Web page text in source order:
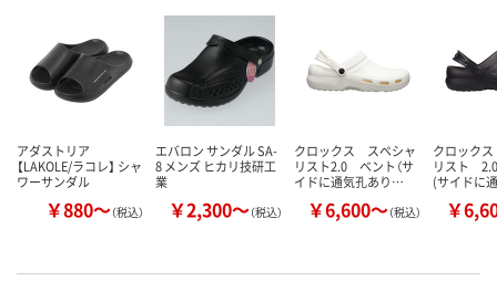
アダストリア
【LAKOLE/ラコレ】 シャ
ワーサンダル
￥880～（税込）
エバロン サンダル SA-
8 メンズ ヒカリ技研工
業
￥2,300～（税込）
クロックス スペシャ
リスト2.0 ベント（サ
イドに通気孔あり…
￥6,600～（税込）
クロック
リスト
(サイドに
￥